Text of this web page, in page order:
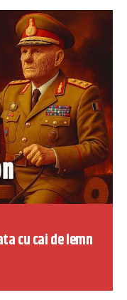
cu cai de lemn